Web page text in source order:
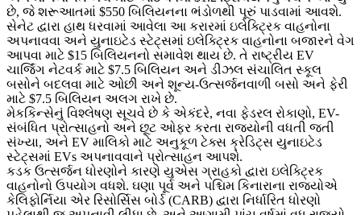
છે, જે શરૂઆતમાં $550 બિલિયનના ભંડોળથી પૂરું પાડવામાં આવશે.
સેનેટ દ્વારા હાથ ધરવામાં આવેલા આ કરારમાં ઇલેક્ટ્રિક વાહનોના
અપનાવવા અને યુનાઇટેડ સ્ટેટ્સમાં ઇલેક્ટ્રિક વાહનોના બજારને વેગ
આપવા માટે $15 બિલિયનનો સમાવેશ થાય છે. તે રાષ્ટ્રીય EV
ચાર્જિંગ નેટવર્ક માટે $7.5 બિલિયન અને ડીઝલ સંચાલિત સ્કૂલ
બસોને બદલવા માટે ઓછી અને શૂન્ય-ઉત્સર્જનવાળી બસો અને ફેરી
માટે $7.5 બિલિયન અલગ રાખે છે.
મેકકિન્સેનું વિશ્લેષણ સૂચવે છે કે એકંદરે, નવા ફેડરલ રોકાણો, EV-
સંબંધિત પ્રોત્સાહનો અને છૂટ ઓફર કરતા રાજ્યોની વધતી જતી
સંખ્યા, અને EV માલિકો માટે અનુકૂળ ટેક્સ ક્રેડિટ્સ યુનાઇટેડ
સ્ટેટ્સમાં EVs અપનાવવાને પ્રોત્સાહન આપશે.
કડક ઉત્સર્જન ધોરણોને કારણે યુએસ ગ્રાહકો દ્વારા ઇલેક્ટ્રિક
વાહનોનો ઉપયોગ વધશે. ઘણા પૂર્વ અને પશ્ચિમ કિનારાના રાજ્યોએ
કેલિફોર્નિયા એર રિસોર્સિસ બોર્ડ (CARB) દ્વારા નિર્ધારિત ધોરણો